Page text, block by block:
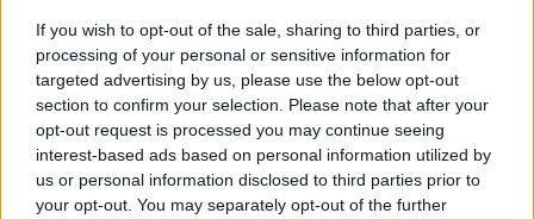
If you wish to opt-out of the sale, sharing to third parties, or
processing of your personal or sensitive information for
targeted advertising by us, please use the below opt-out
section to confirm your selection. Please note that after your
opt-out request is processed you may continue seeing
interest-based ads based on personal information utilized by
us or personal information disclosed to third parties prior to
your opt-out. You may separately opt-out of the further